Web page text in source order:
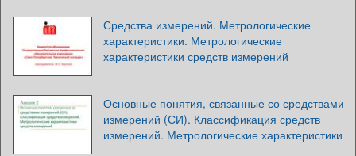
Средства измерений. Метрологические
характеристики. Метрологические
характеристики средств измерений
Основные понятия, связанные со средствами
измерений (СИ). Классификация средств
измерений. Метрологические характеристики